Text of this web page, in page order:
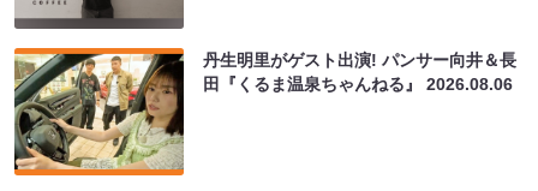
丹生明里がゲスト出演! パンサー向井＆長
田『くるま温泉ちゃんねる』2026.08.06